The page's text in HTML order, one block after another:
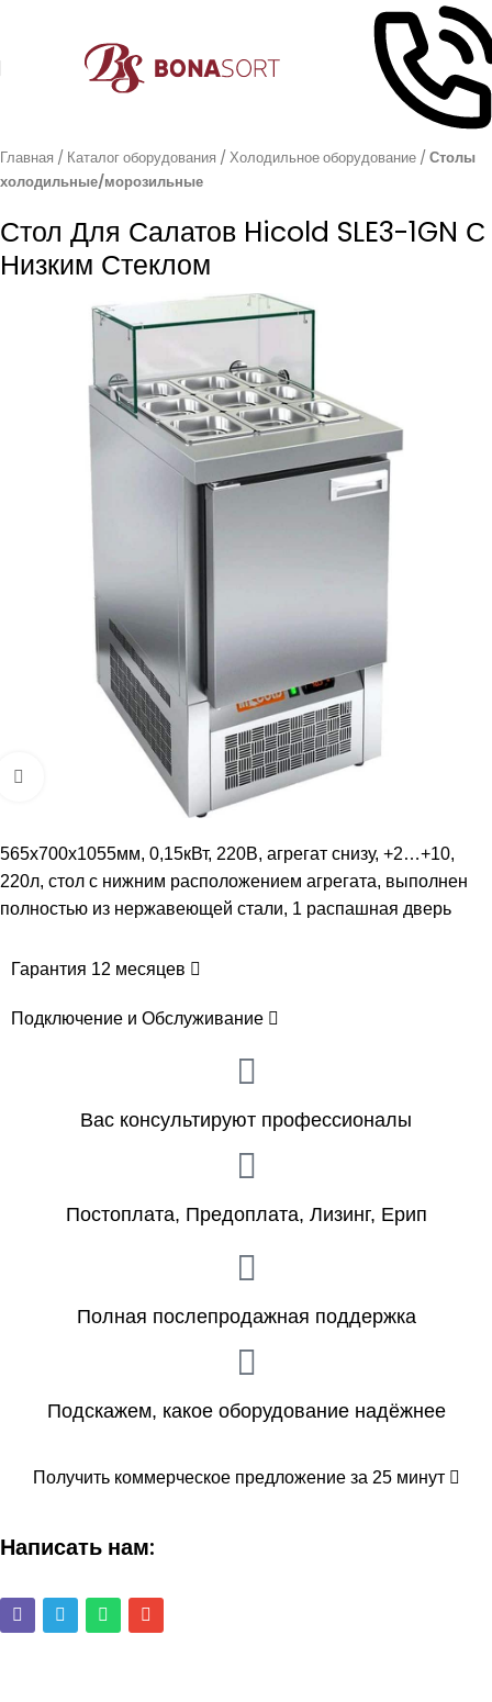
Главная Каталог оборудования Холодильное оборудование
Столы
холодильные/морозильные
Стол Для Салатов Hicold SLE3-1GN С
Низким Стеклом
565х700х1055мм, 0,15кВт, 220В, агрегат снизу, +2…+10,
220л, стол с нижним расположением агрегата, выполнен
полностью из нержавеющей стали, 1 распашная дверь
Гарантия 12 месяцев
Подключение и Обслуживание
Вас консультируют профессионалы
Постоплата, Предоплата, Лизинг, Ерип
Полная послепродажная поддержка
Подскажем, какое оборудование надёжнее
Получить коммерческое предложение за 25 минут
Написать нам: